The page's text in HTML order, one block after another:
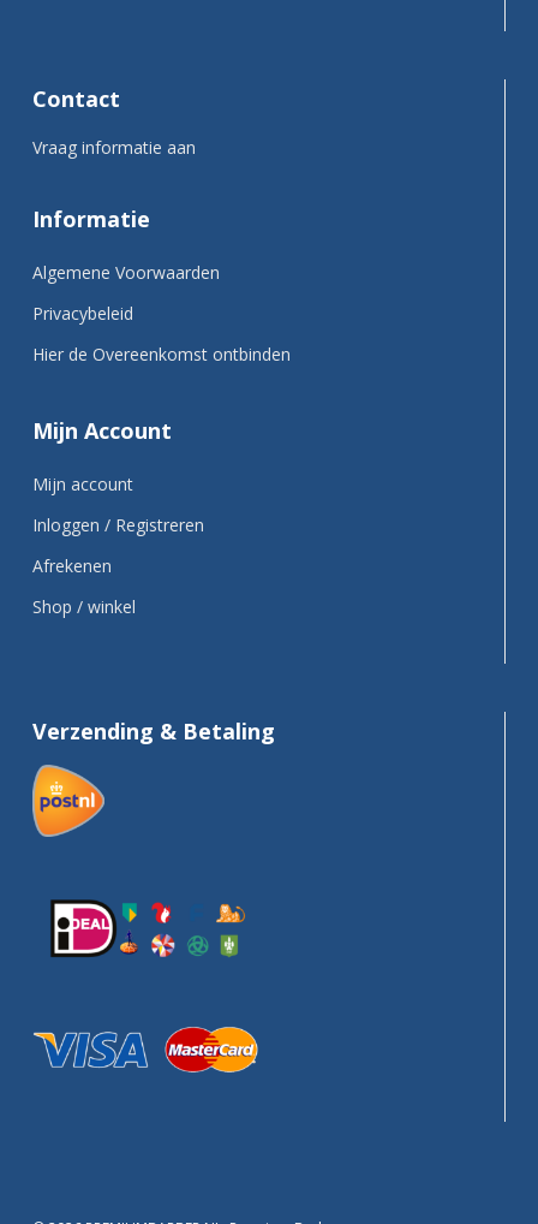
Contact
Vraag informatie aan
Informatie
Algemene Voorwaarden
Privacybeleid
Hier de Overeenkomst ontbinden
Mijn Account
Mijn account
Inloggen / Registreren
Afrekenen
Shop / winkel
Verzending & Betaling